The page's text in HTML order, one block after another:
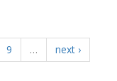
9 …
next ›